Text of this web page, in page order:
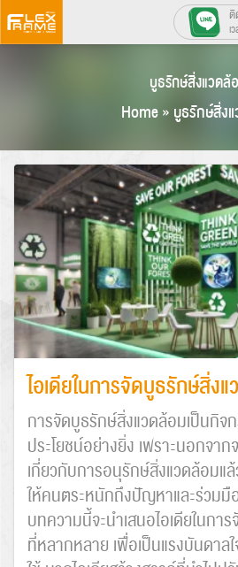
Skip
to
เ
บูธรักษ์สิ่งแวดล้
Home» บูธรักษ์สิ่ง
ไอเดียในการจัดบูธรักษ์สิ่ง
การจัดบูธรักษ์สิ่งแวดล้อมเป็นกิจ
ประโยชน์อย่างยิ่ง เพราะนอกจา
เกี่ยวกับการอนุรักษ์สิ่งแวดล้อมแ
ให้คนตระหนักถึงปัญหาและร่วมมื
บทความนี้จะนำเสนอไอเดียในก
ที่หลากหลาย เพื่อเป็นแรงบันดาล